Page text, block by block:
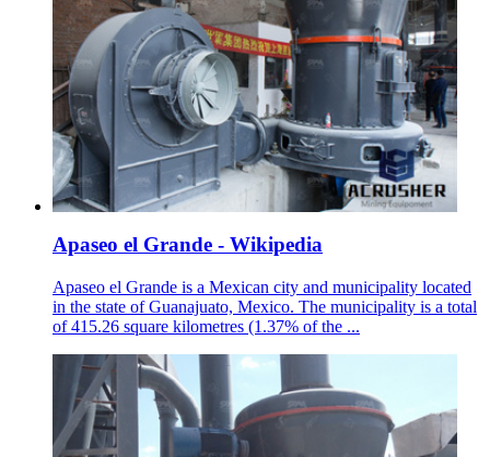
Apaseo el Grande - Wikipedia
Apaseo el Grande is a Mexican city and municipality located
in the state of Guanajuato, Mexico. The municipality is a total
of 415.26 square kilometres (1.37% of the ...